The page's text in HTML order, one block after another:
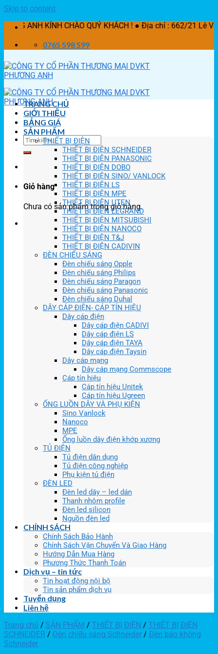
Skip to content
ANH KÍNH CHÀO QUÝ KHÁCH ! ● Địa chỉ : 662/21 Lê Văn
0765 598 599
Giỏ hàng
Chưa có sản phẩm trong giỏ hàng.
TRANG CHỦ
GIỚI THIỆU
BẢNG GIÁ
SẢN PHẨM
THIẾT BỊ ĐIỆN
THIẾT BỊ ĐIỆN SCHNEIDER
THIẾT BỊ ĐIỆN PANASONIC
THIẾT BỊ ĐIỆN DOBO
THIẾT BỊ ĐIỆN SINO/ VANLOCK
THIẾT BỊ ĐIỆN LS
THIẾT BỊ ĐIỆN MPE
THIẾT BỊ ĐIỆN UTEN
THIẾT BỊ ĐIỆN LEGRAND
THIẾT BỊ ĐIỆN MITSUBISHI
THIẾT BỊ ĐIỆN NANOCO
THIẾT BỊ ĐIỆN T&J
THIẾT BỊ ĐIỆN CADIVIN
ĐÈN CHIẾU SÁNG
Đèn chiếu sáng Opple
Đèn chiếu sáng Philips
Đèn chiếu sáng Paragon
Đèn chiếu sáng Panasonic
Đèn chiếu sáng Duhal
DÂY CÁP ĐIỆN- CÁP TÍN HIỆU
Dây cáp điện
Dây cáp điện CADIVI
Dây cáp điện LS
Dây cáp điện TAYA
Dây cáp điện Taysin
Dây cáp mạng
Dây cáp mạng Commscope
Cáp tín hiệu
Cáp tín hiệu Unitek
Cáp tín hiệu Ugreen
ỐNG LUỒN DÂY VÀ PHỤ KIỆN
Sino Vanlock
Nanoco
MPE
Ống luồn dây điện khớp xương
TỦ ĐIỆN
Tủ điện dân dụng
Tủ điện công nghiệp
Phụ kiện tủ điện
ĐÈN LED
Đèn led dây – led dán
Thanh nhôm profile
Đèn led silicon
Nguồn đèn led
CHÍNH SÁCH
Chính Sách Bảo Hành
Chính Sách Vận Chuyển Và Giao Hàng
Hướng Dẫn Mua Hàng
Phương Thức Thanh Toán
Dịch vụ – tin tức
Tin hoạt động nội bộ
Tin sản phẩm dịch vụ
Tuyển dụng
Liên hệ
Trang chủ / SẢN PHẨM / THIẾT BỊ ĐIỆN / THIẾT BỊ ĐIỆN
SCHNEIDER / Đèn chiếu sáng Schneider / Đèn báo không
Schneider